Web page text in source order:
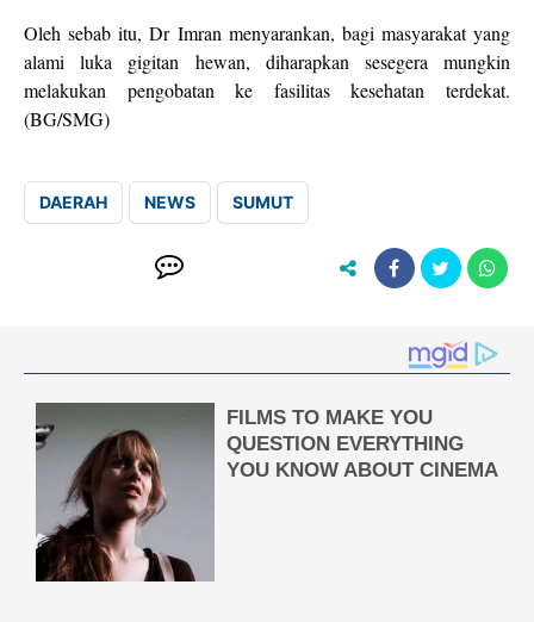
Oleh sebab itu, Dr Imran menyarankan, bagi masyarakat yang
alami luka gigitan hewan, diharapkan sesegera mungkin
melakukan pengobatan ke fasilitas kesehatan terdekat.
(BG/SMG)
DAERAH NEWS SUMUT